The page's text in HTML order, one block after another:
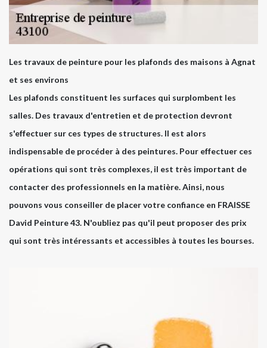
Les travaux de peinture pour les plafonds des maisons à Agnat
et ses environs
Les plafonds constituent les surfaces qui surplombent les
salles. Des travaux d'entretien et de protection devront
s'effectuer sur ces types de structures. Il est alors
indispensable de procéder à des peintures. Pour effectuer ces
opérations qui sont très complexes, il est très important de
contacter des professionnels en la matière. Ainsi, nous
pouvons vous conseiller de placer votre confiance en FRAISSE
David Peinture 43. N'oubliez pas qu'il peut proposer des prix
qui sont très intéressants et accessibles à toutes les bourses.